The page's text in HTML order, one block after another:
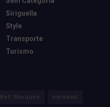
Siriguella
Style
Transporte
Turismo
Bell Marques carnaval